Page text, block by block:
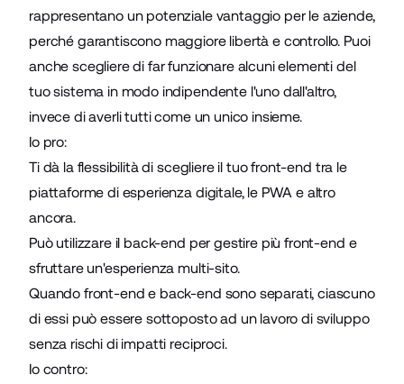
rappresentano un potenziale vantaggio per le aziende,
perché garantiscono maggiore libertà e controllo. Puoi
anche scegliere di far funzionare alcuni elementi del
tuo sistema in modo indipendente l'uno dall'altro,
invece di averli tutti come un unico insieme.
Io pro:
Ti dà la flessibilità di scegliere il tuo front-end tra le
piattaforme di esperienza digitale, le PWA e altro
ancora.
Può utilizzare il back-end per gestire più front-end e
sfruttare un'esperienza multi-sito.
Quando front-end e back-end sono separati, ciascuno
di essi può essere sottoposto ad un lavoro di sviluppo
senza rischi di impatti reciproci.
Io contro: